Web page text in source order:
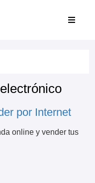
por Internet
online y vender tus